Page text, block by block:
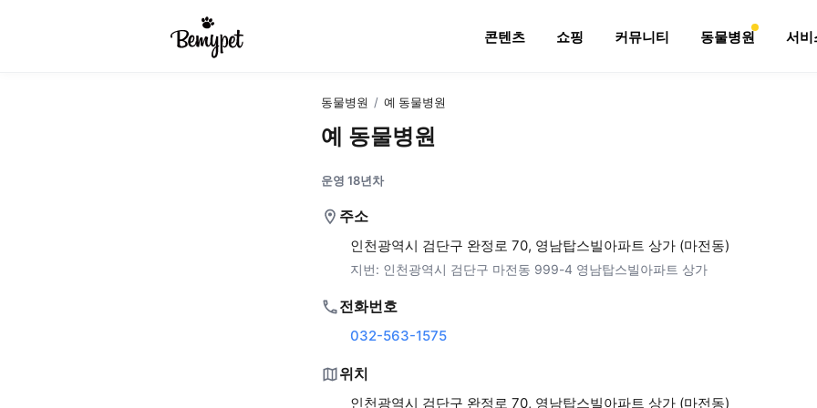
콘텐츠 쇼핑 커뮤니티 동물병원 서비
동물병원 / 예 동물병원
예 동물병원
운영 18년차
주소
인천광역시 검단구 완정로 70, 영남탑스빌아파트 상가 (마전동)
지번: 인천광역시 검단구 마전동 999-4 영남탑스빌아파트 상가
전화번호
032-563-1575
위치
인천광역시 검단구 완정로 70, 영남탑스빌아파트 상가 (마전동)